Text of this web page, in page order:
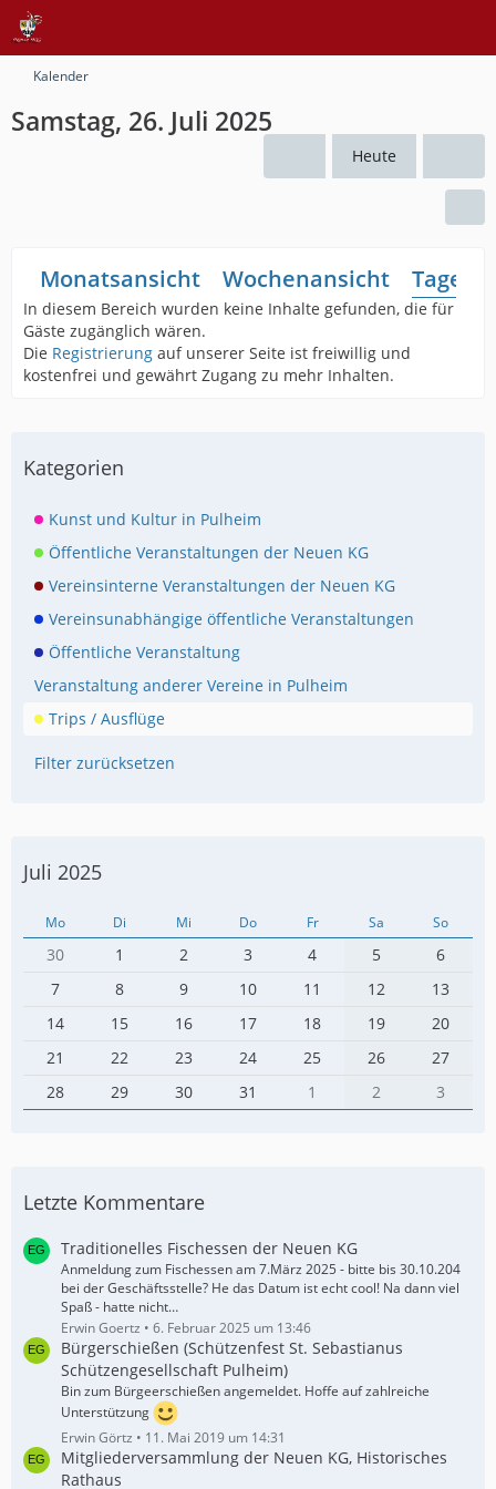
Kalender
Samstag, 26. Juli 2025
Heute
Monatsansicht Wochenansicht
In diesem Bereich wurden keine Inhalte gefunden, die für
Gäste zugänglich wären.
Die Registrierung auf unserer Seite ist freiwillig und
kostenfrei und gewährt Zugang zu mehr Inhalten.
Kategorien
Kunst und Kultur in Pulheim
Öffentliche Veranstaltungen der Neuen KG
Vereinsinterne Veranstaltungen der Neuen KG
Vereinsunabhängige öffentliche Veranstaltungen
Öffentliche Veranstaltung
Veranstaltung anderer Vereine in Pulheim
Trips / Ausflüge
Filter zurücksetzen
Juli 2025
Mo Di Mi Do Fr Sa So
30 1 2 3 4 5
6
7
8 9 10 11 12
13
14
15 16 17 18 19
20
21
22 23 24 25 26
27
28
29 30 31 1 2 3
Letzte Kommentare
Traditionelles Fischessen der Neuen KG
Anmeldung zum Fischessen am 7.März 2025 - bitte bis 30.10.204
bei der Geschäftsstelle? He das Datum ist echt cool! Na dann viel
Spaß - hatte nicht…
Erwin Goertz
6. Februar 2025 um 13:46
Bürgerschießen (Schützenfest St. Sebastianus
Schützengesellschaft Pulheim)
Bin zum Bürgeerschießen angemeldet. Hoffe auf zahlreiche
Unterstützung
Erwin Görtz
11. Mai 2019 um 14:31
Mitgliederversammlung der Neuen KG, Historisches
Rathaus